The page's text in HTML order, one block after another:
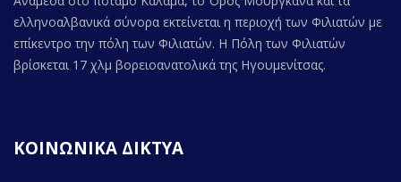
ελληνοαλβανικά σύνορα εκτείνεται η περιοχή των Φιλιατών με
επίκεντρο την πόλη των Φιλιατών. Η Πόλη των Φιλιατών
βρίσκεται 17 χλμ βορειοανατολικά της Ηγουμενίτσας.
ΚΟΙΝΩΝΙΚΑ ΔΙΚΤΥΑ